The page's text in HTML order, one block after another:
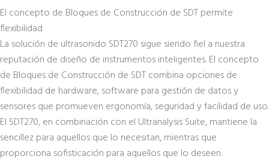
El concepto de Bloques de Construcción de SDT permite
flexibilidad
La solución de ultrasonido SDT270 sigue siendo fiel a nuestra
reputación de diseño de instrumentos inteligentes. El concepto
de Bloques de Construcción de SDT combina opciones de
flexibilidad de hardware, software para gestión de datos y
sensores que promueven ergonomía, seguridad y facilidad de uso.
El SDT270, en combinación con el Ultranalysis Suite, mantiene la
sencillez para aquellos que lo necesitan, mientras que
proporciona sofisticación para aquellos que lo deseen.